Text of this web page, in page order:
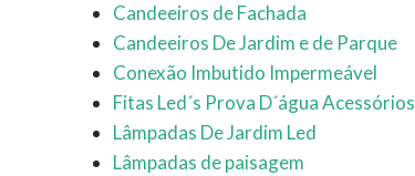
Candeeiros de Fachada
Candeeiros De Jardim e de Parque
Conexão Imbutido Impermeável
Fitas Led´s Prova D´água Acessórios
Lâmpadas De Jardim Led
Lâmpadas de paisagem